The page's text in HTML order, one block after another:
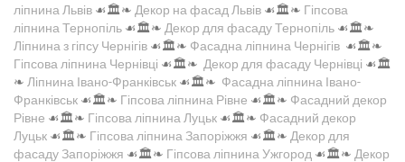
ліпнина Львів ☙🏛️❧ Декор на фасад Львів ☙🏛️❧ Гіпсова
ліпнина Тернопіль ☙🏛️❧ Декор для фасаду Тернопіль ☙🏛️❧
Ліпнина з гіпсу Чернігів ☙🏛️❧ Фасадна ліпнина Чернігів ☙🏛️❧
Гіпсова ліпнина Чернівці ☙🏛️❧ Декор для фасаду Чернівці ☙🏛️
❧ Ліпнина Івано-Франківськ ☙🏛️❧ Фасадна ліпнина Івано-
Франківськ ☙🏛️❧ Гіпсова ліпнина Рівне ☙🏛️❧ Фасадний декор
Рівне ☙🏛️❧ Гіпсова ліпнина Луцьк ☙🏛️❧ Фасадний декор
Луцьк ☙🏛️❧ Гіпсова ліпнина Запоріжжя ☙🏛️❧ Декор для
фасаду Запоріжжя ☙🏛️❧ Гіпсова ліпнина Ужгород ☙🏛️❧ Декор